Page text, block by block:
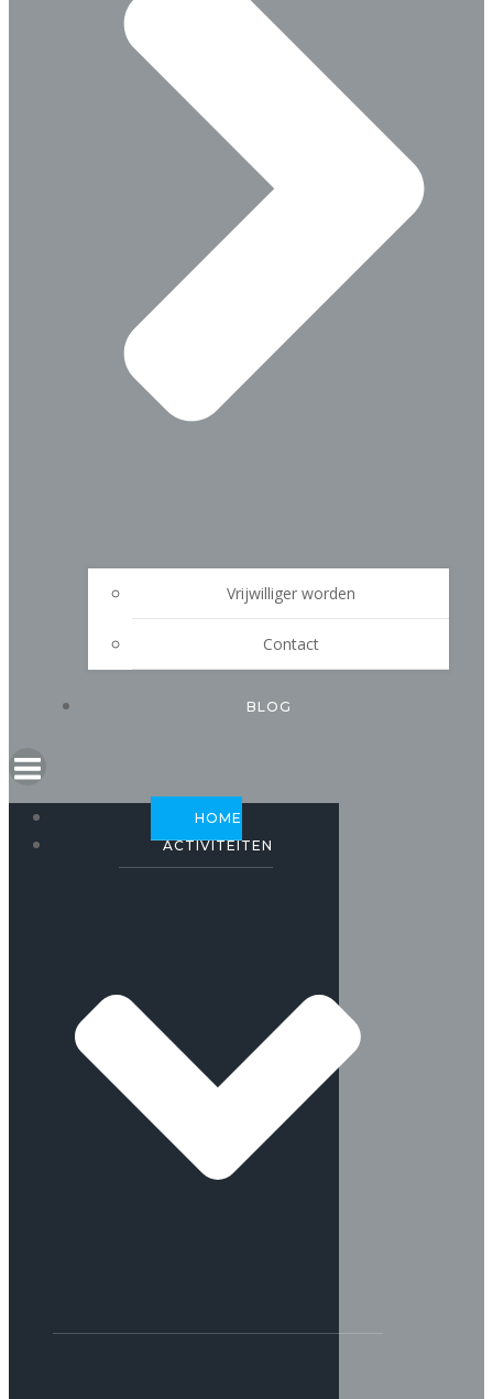
Vrijwilliger worden
Contact
BLOG
HOME
ACTIVITEITEN